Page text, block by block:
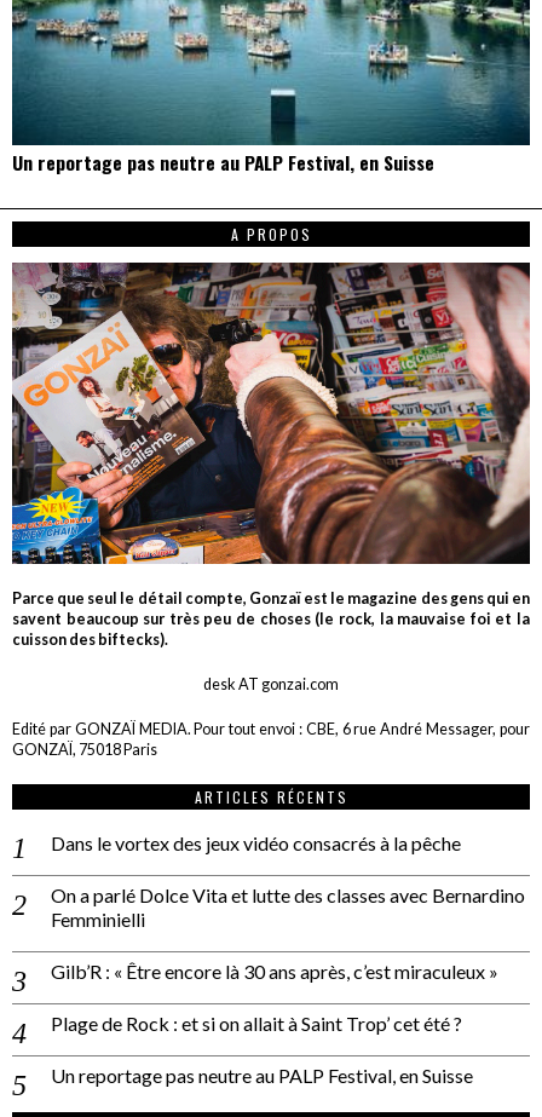
Un reportage pas neutre au PALP Festival, en Suisse
A PROPOS
Parce que seul le détail compte, Gonzaï est le magazine des gens qui en
savent beaucoup sur très peu de choses (le rock, la mauvaise foi et la
cuisson des biftecks).
desk AT gonzai.com
Edité par GONZAÏ MEDIA. Pour tout envoi : CBE, 6 rue André Messager, pour
GONZAÏ, 75018 Paris
ARTICLES RÉCENTS
Dans le vortex des jeux vidéo consacrés à la pêche
On a parlé Dolce Vita et lutte des classes avec Bernardino
Femminielli
Gilb’R : « Être encore là 30 ans après, c’est miraculeux »
Plage de Rock : et si on allait à Saint Trop’ cet été ?
Un reportage pas neutre au PALP Festival, en Suisse